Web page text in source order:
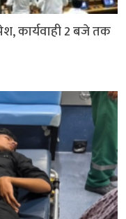
कार्यवाही 2 बजे तक